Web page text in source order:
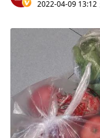
2022-04-09 13:12